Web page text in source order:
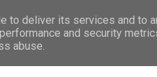
to deliver its services and to
and security
abuse.